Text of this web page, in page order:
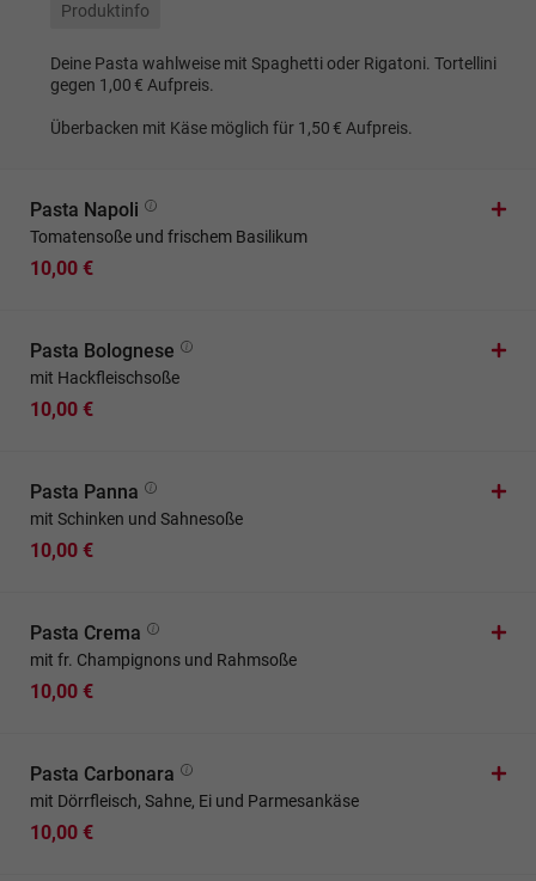
Produktinfo
Deine Pasta wahlweise mit Spaghetti oder Rigatoni. Tortellini
gegen 1,00 € Aufpreis.
Überbacken mit Käse möglich für 1,50 € Aufpreis.
Pasta Napoli
Tomatensoße und frischem Basilikum
10,00 €
Pasta Bolognese
mit Hackfleischsoße
10,00 €
Pasta Panna
mit Schinken und Sahnesoße
10,00 €
Pasta Crema
mit fr. Champignons und Rahmsoße
10,00 €
Pasta Carbonara
mit Dörrfleisch, Sahne, Ei und Parmesankäse
10,00 €